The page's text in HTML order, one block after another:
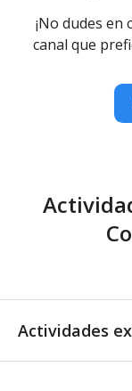
¡No dudes en
canal que
Actividades